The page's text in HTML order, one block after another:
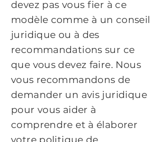
devez pas vous fier à ce
modèle comme à un conseil
juridique ou à des
recommandations sur ce
que vous devez faire. Nous
vous recommandons de
demander un avis juridique
pour vous aider à
comprendre et à élaborer